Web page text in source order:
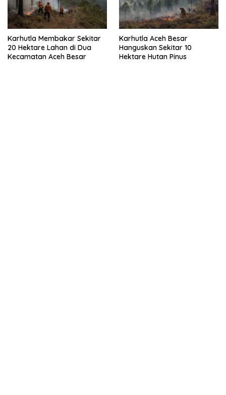
Karhutla Membakar Sekitar
20 Hektare Lahan di Dua
Kecamatan Aceh Besar
Karhutla Aceh Besar
Hanguskan Sekitar 10
Hektare Hutan Pinus